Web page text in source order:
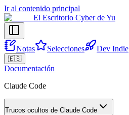
Ir al contenido principal
El Escritorio Cyber de Yu
Notas Selecciones Dev Indie
🇪🇸
Documentación
Claude Code
Trucos ocultos de Claude Code